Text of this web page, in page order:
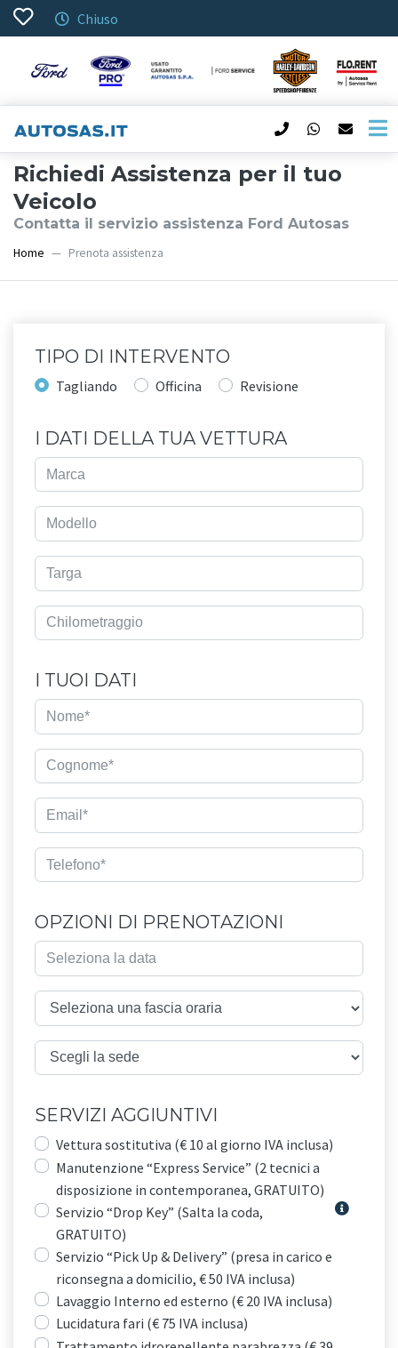
Chiuso
Richiedi Assistenza per il tuo
Veicolo
Contatta il servizio assistenza Ford Autosas
Home Prenota assistenza
TIPO DI INTERVENTO
Tagliando Officina Revisione
I DATI DELLA TUA VETTURA
I TUOI DATI
OPZIONI DI PRENOTAZIONI
SERVIZI AGGIUNTIVI
Vettura sostitutiva (€ 10 al giorno IVA inclusa)
Manutenzione “Express Service” (2 tecnici a
disposizione in contemporanea, GRATUITO)
Servizio “Drop Key” (Salta la coda,
GRATUITO)
Servizio “Pick Up & Delivery” (presa in carico e
riconsegna a domicilio, € 50 IVA inclusa)
Lavaggio Interno ed esterno (€ 20 IVA inclusa)
Lucidatura fari (€ 75 IVA inclusa)